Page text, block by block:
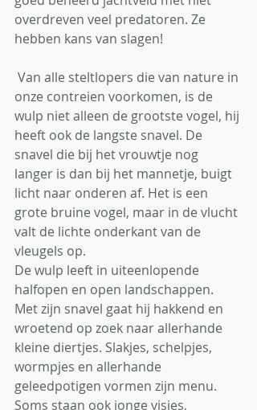
overdreven veel predatoren. Ze
hebben kans van slagen!
onze contreien voorkomen, is de
wulp niet alleen de grootste vogel, hij
heeft ook de langste snavel. De
snavel die bij het vrouwtje nog
langer is dan bij het mannetje, buigt
licht naar onderen af. Het is een
grote bruine vogel, maar in de vlucht
valt de lichte onderkant van de
vleugels op.
De wulp leeft in uiteenlopende
halfopen en open landschappen.
Met zijn snavel gaat hij hakkend en
wroetend op zoek naar allerhande
kleine diertjes. Slakjes, schelpjes,
wormpjes en allerhande
geleedpotigen vormen zijn menu.
Soms staan ook jonge visjes,